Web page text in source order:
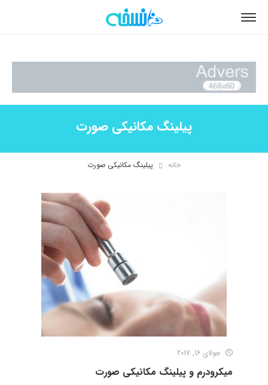
پیلینگ مکانیکی صورت
خانه پیلینگ مکانیکی صورت
جولای 16, 2017
میکرودرم و پیلینگ مکانیکی صورت